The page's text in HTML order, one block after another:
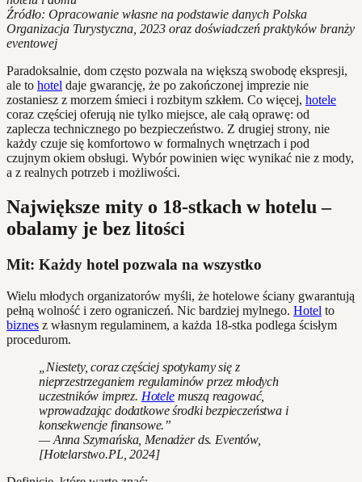
Źródło: Opracowanie własne na podstawie danych Polska
Organizacja Turystyczna, 2023 oraz doświadczeń praktyków branży
eventowej
Paradoksalnie, dom często pozwala na większą swobodę ekspresji,
ale to hotel daje gwarancję, że po zakończonej imprezie nie
zostaniesz z morzem śmieci i rozbitym szkłem. Co więcej, hotele
coraz częściej oferują nie tylko miejsce, ale całą oprawę: od
zaplecza technicznego po bezpieczeństwo. Z drugiej strony, nie
każdy czuje się komfortowo w formalnych wnętrzach i pod
czujnym okiem obsługi. Wybór powinien więc wynikać nie z mody,
a z realnych potrzeb i możliwości.
Największe mity o 18-stkach w hotelu –
obalamy je bez litości
Mit: Każdy hotel pozwala na wszystko
Wielu młodych organizatorów myśli, że hotelowe ściany gwarantują
pełną wolność i zero ograniczeń. Nic bardziej mylnego. Hotel to
biznes z własnym regulaminem, a każda 18-stka podlega ścisłym
procedurom.
„Niestety, coraz częściej spotykamy się z
nieprzestrzeganiem regulaminów przez młodych
uczestników imprez. Hotelemuszą reagować,
wprowadzając dodatkowe środki bezpieczeństwa i
konsekwencje finansowe.”
— Anna Szymańska, Menadżer ds. Eventów,
[Hotelarstwo.PL, 2024]